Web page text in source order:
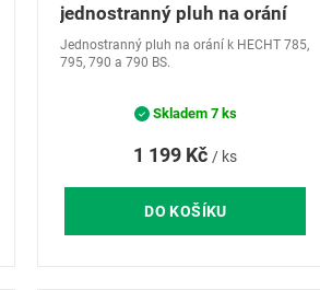
jednostranný pluh na orání
1 199 Kč / ks
DO KOŠÍKU
Jednostranný pluh na orání k HECHT 785,
795, 790 a 790 BS.
Skladem 7 ks